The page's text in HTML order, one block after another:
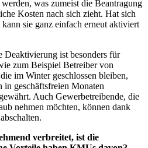
was zumeist die Beantragung
Kosten nach sich zieht. Hat sich
sie ganz einfach erneut aktiviert
ist besonders für
zum Beispiel Betreiber von
im Winter geschlossen bleiben,
in geschäftsfreien Monaten
Auch Gewerbetreibende, die
nehmen möchten, können dank
verbreitet, ist die